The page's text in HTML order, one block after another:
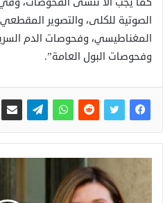
الصوتية للكلى، والتصوير المقطعي
المغناطيسي، وفحوصات الدم
وفحوصات البول العامة”.